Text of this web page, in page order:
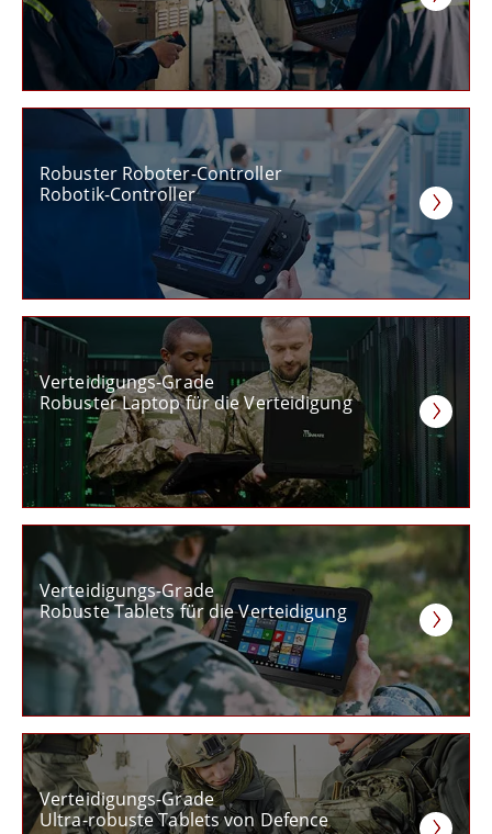
Robuster Roboter-Controller
Robotik-Controller
Verteidigungs-Grade
Robuster Laptop für die Verteidigung
Verteidigungs-Grade
Robuste Tablets für die Verteidigung
Verteidigungs-Grade
Ultra-robuste Tablets von Defence